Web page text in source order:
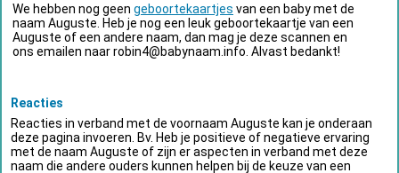
We hebben nog geen geboortekaartjes van een baby met de
naam Auguste. Heb je nog een leuk geboortekaartje van een
Auguste of een andere naam, dan mag je deze scannen en
ons emailen naarrobin4@babynaam.info . Alvast bedankt!
Reacties
Reacties in verband met de voornaam Auguste kan je onderaan
deze pagina invoeren. Bv. Heb je positieve of negatieve ervaring
met de naam Auguste of zijn er aspecten in verband met deze
naam die andere ouders kunnen helpen bij de keuze van een